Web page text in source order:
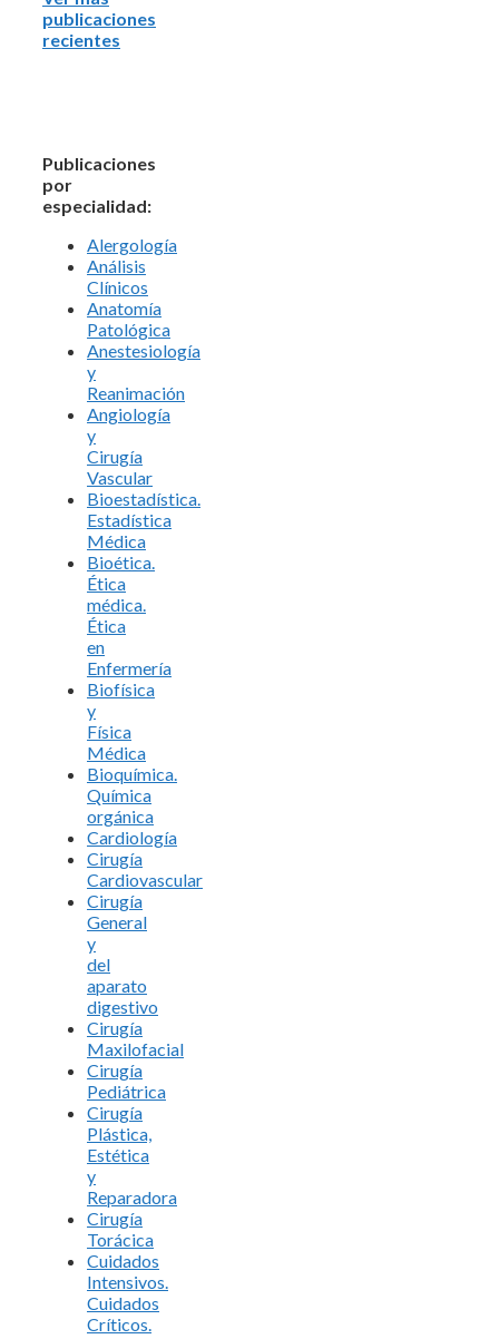
publicaciones
recientes
Publicaciones
por
especialidad:
Alergología
Análisis
Clínicos
Anatomía
Patológica
Anestesiología
y
Reanimación
Angiología
y
Cirugía
Vascular
Bioestadística.
Estadística
Médica
Bioética.
Ética
médica.
Ética
en
Enfermería
Biofísica
y
Física
Médica
Bioquímica.
Química
orgánica
Cardiología
Cirugía
Cardiovascular
Cirugía
General
y
del
aparato
digestivo
Cirugía
Maxilofacial
Cirugía
Pediátrica
Cirugía
Plástica,
Estética
y
Reparadora
Cirugía
Torácica
Cuidados
Intensivos.
Cuidados
Críticos.